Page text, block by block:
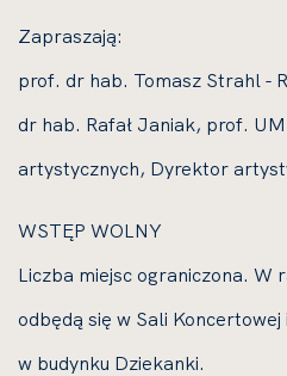
Zapraszają:
prof. dr hab. Tomasz Strahl -
dr hab. Rafał Janiak, prof.
artystycznych, Dyrektor
WSTĘP WOLNY
Liczba miejsc ograniczona. W
odbędą się w Sali
w budynku Dziekanki.